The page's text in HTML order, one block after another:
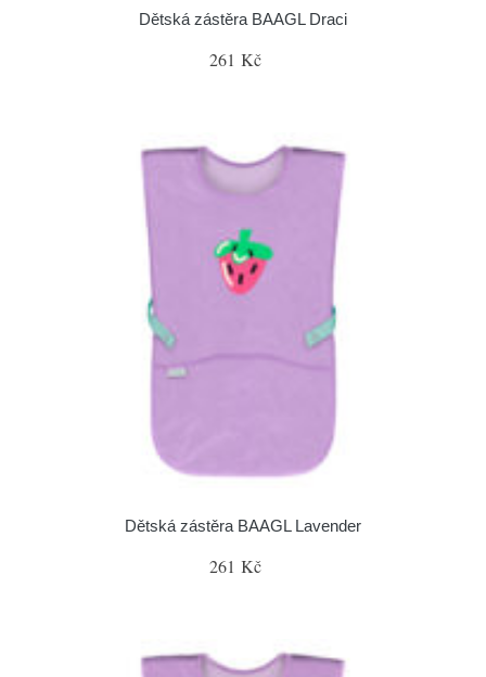
Dětská zástěra BAAGL Draci
261 Kč
Dětská zástěra BAAGL Lavender
261 Kč